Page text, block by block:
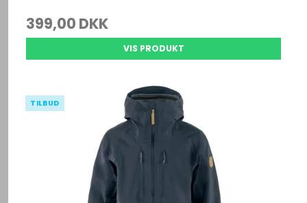
399,00 DKK
VIS PRODUKT
TILBUD